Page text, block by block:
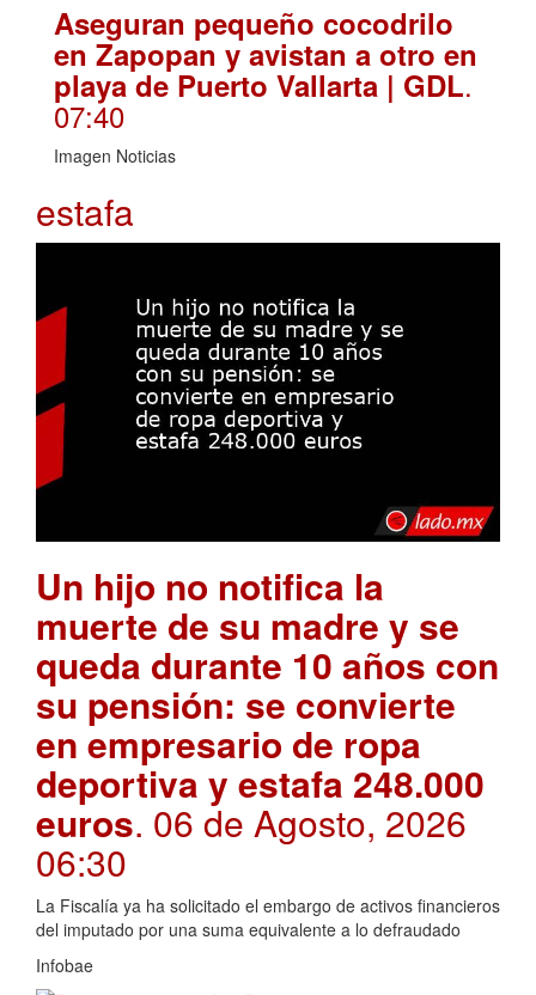
Aseguran pequeño cocodrilo
en Zapopan y avistan a otro en
playa de Puerto Vallarta | GDL.
07:40
Imagen Noticias
estafa
Un hijo no notifica la
muerte de su madre y se
queda durante 10 años con
su pensión: se convierte
en empresario de ropa
deportiva y estafa 248.000
euros. 06 de Agosto, 2026
06:30
La Fiscalía ya ha solicitado el embargo de activos financieros
del imputado por una suma equivalente a lo defraudado
Infobae